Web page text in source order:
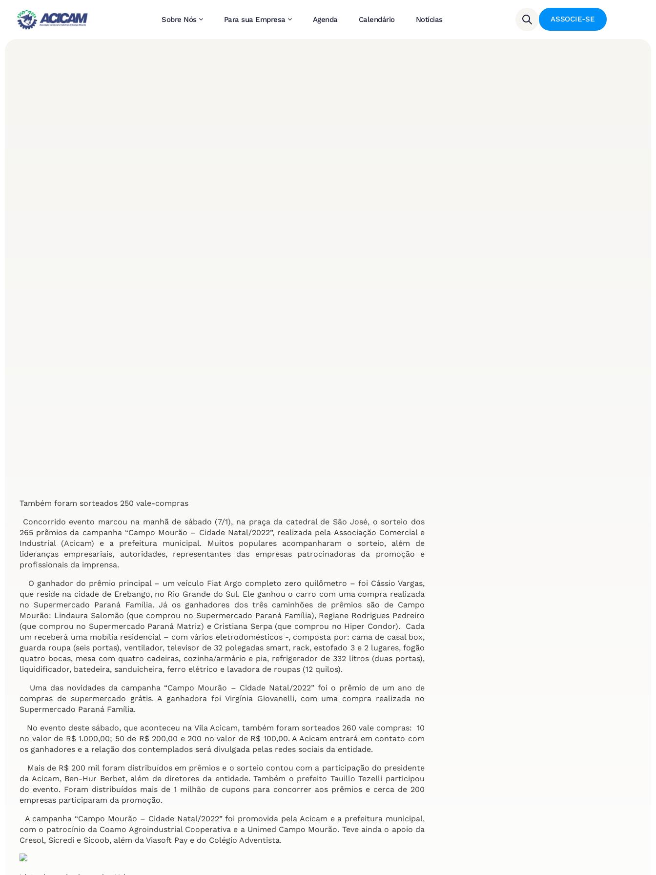
Sobre Nós Para sua Empresa Agenda Calendário Notícias ASSOCIE-SE
Também foram sorteados 250 vale-compras
Concorrido evento marcou na manhã de sábado (7/1), na praça da catedral de São José, o sorteio dos
265 prêmios da campanha “Campo Mourão – Cidade Natal/2022”, realizada pela Associação Comercial e
Industrial (Acicam) e a prefeitura municipal. Muitos populares acompanharam o sorteio, além de
lideranças empresariais, autoridades, representantes das empresas patrocinadoras da promoção e
profissionais da imprensa.
O ganhador do prêmio principal – um veículo Fiat Argo completo zero quilômetro – foi Cássio Vargas,
que reside na cidade de Erebango, no Rio Grande do Sul. Ele ganhou o carro com uma compra realizada
no Supermercado Paraná Família. Já os ganhadores dos três caminhões de prêmios são de Campo
Mourão: Lindaura Salomão (que comprou no Supermercado Paraná Família), Regiane Rodrigues Pedreiro
(que comprou no Supermercado Paraná Matriz) e Cristiana Serpa (que comprou no Hiper Condor). Cada
um receberá uma mobília residencial – com vários eletrodomésticos -, composta por: cama de casal box,
guarda roupa (seis portas), ventilador, televisor de 32 polegadas smart, rack, estofado 3 e 2 lugares, fogão
quatro bocas, mesa com quatro cadeiras, cozinha/armário e pia, refrigerador de 332 litros (duas portas),
liquidificador, batedeira, sanduicheira, ferro elétrico e lavadora de roupas (12 quilos).
Uma das novidades da campanha “Campo Mourão – Cidade Natal/2022” foi o prêmio de um ano de
compras de supermercado grátis. A ganhadora foi Virgínia Giovanelli, com uma compra realizada no
Supermercado Paraná Família.
No evento deste sábado, que aconteceu na Vila Acicam, também foram sorteados 260 vale compras: 10
no valor de R$ 1.000,00; 50 de R$ 200,00 e 200 no valor de R$ 100,00. A Acicam entrará em contato com
os ganhadores e a relação dos contemplados será divulgada pelas redes sociais da entidade.
Mais de R$ 200 mil foram distribuídos em prêmios e o sorteio contou com a participação do presidente
da Acicam, Ben-Hur Berbet, além de diretores da entidade. Também o prefeito Tauillo Tezelli participou
do evento. Foram distribuídos mais de 1 milhão de cupons para concorrer aos prêmios e cerca de 200
empresas participaram da promoção.
A campanha “Campo Mourão – Cidade Natal/2022” foi promovida pela Acicam e a prefeitura municipal,
com o patrocínio da Coamo Agroindustrial Cooperativa e a Unimed Campo Mourão. Teve ainda o apoio da
Cresol, Sicredi e Sicoob, além da Viasoft Pay e do Colégio Adventista.